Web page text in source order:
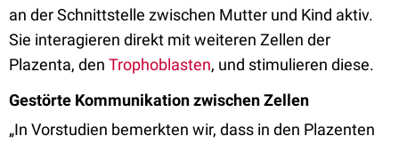
an der Schnittstelle zwischen Mutter und Kind aktiv.
Sie interagieren direkt mit weiteren Zellen der
Plazenta, den Trophoblasten, und stimulieren diese.
Gestörte Kommunikation zwischen Zellen
„In Vorstudien bemerkten wir, dass in den Plazenten